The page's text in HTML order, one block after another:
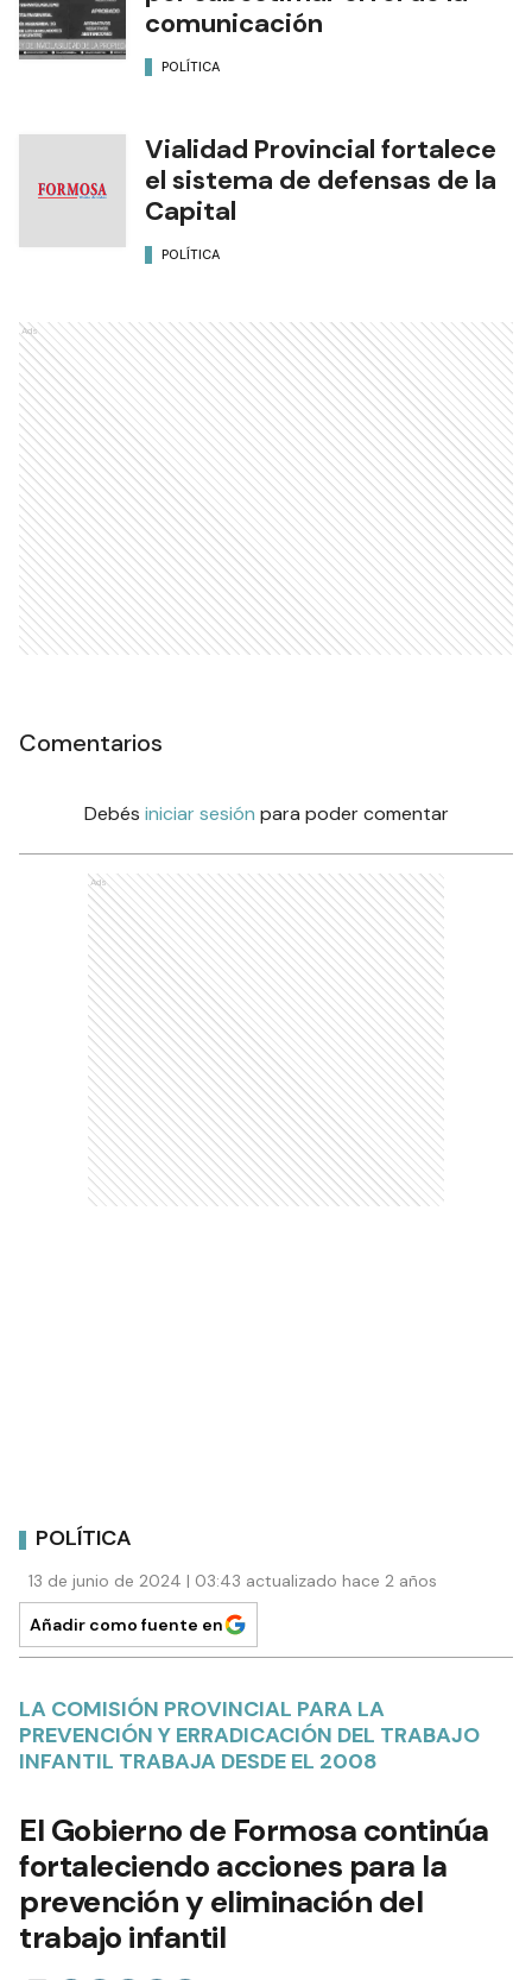
comunicación
POLÍTICA
Vialidad Provincial fortalece
el sistema de defensas de la
Capital
POLÍTICA
Ads
Comentarios
Debés iniciar sesión para poder comentar
Ads
POLÍTICA
13 de junio de 2024 | 03:43 actualizado hace 2 años
Añadir como fuente en
LA COMISIÓN PROVINCIAL PARA LA
PREVENCIÓN Y ERRADICACIÓN DEL TRABAJO
INFANTIL TRABAJA DESDE EL 2008
El Gobierno de Formosa continúa
fortaleciendo acciones para la
prevención y eliminación del
trabajo infantil